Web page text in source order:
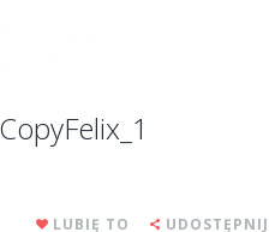
LUBIĘ TO UDOSTĘPNIJ